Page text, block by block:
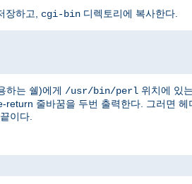
장하고, cgi-bin 디렉토리에 복사한다.
하는 쉘)에게 /usr/bin/perl 위치에 있
줄바꿈을 두번 출력한다. 그러면
이다.